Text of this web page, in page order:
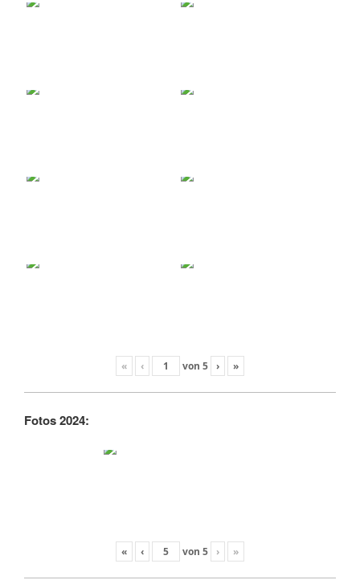
« ‹ von 5 › »
Fotos 2024:
« ‹ von 5 › »